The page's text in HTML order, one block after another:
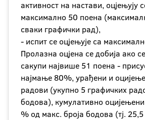
активност на настави, оцјењују
максимално 50 поена
сваки графички рад),
- испит се оцјењује са
Пролазна оцјена се добија ако
сакупи највише 51 поена -
најмање 80%, урађени и
радови (укупно 5 графичких
бодова), кумулативно
% од макс. броја бодова (тј.